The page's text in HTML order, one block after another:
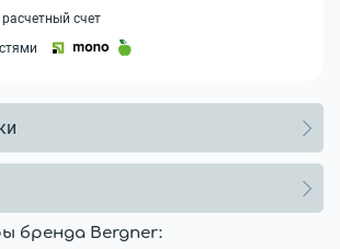
счет
бренда Bergner: